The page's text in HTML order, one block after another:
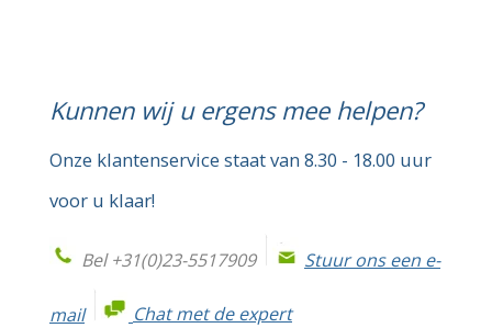
Kunnen wij u ergens mee helpen?
Onze klantenservice staat van 8.30 - 18.00 uur
voor u klaar!
Bel +31(0)23-5517909 Stuur ons een e-
mail Chat met de expert